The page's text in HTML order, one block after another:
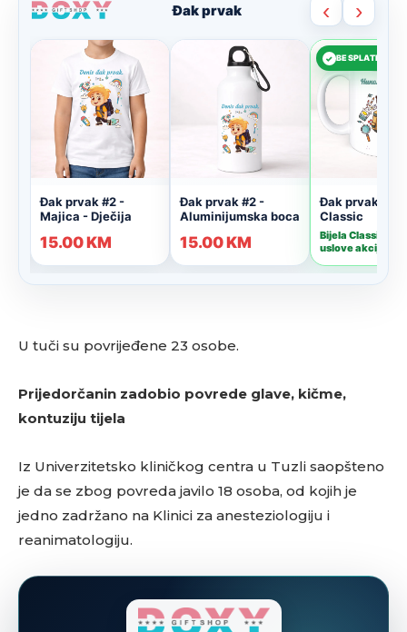
U tuči su povrijeđene 23 osobe.
Prijedorčanin zadobio povrede glave, kičme,
kontuziju tijela
Iz Univerzitetsko kliničkog centra u Tuzli saopšteno
je da se zbog povreda javilo 18 osoba, od kojih je
jedno zadržano na Klinici za anesteziologiju i
reanimatologiju.